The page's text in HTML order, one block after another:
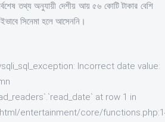
তথ্য অনুযায়ী দেশীয় আয় ৫৬ কোটি টাকার বেশি
সিনেমা হলে আসেননি।
Incorrect date value:
at row 1 in
entertainment/core/